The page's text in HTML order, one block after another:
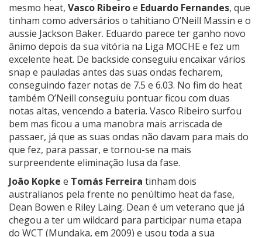
mesmo heat, Vasco Ribeiroe Eduardo Fernandes, que
tinham como adversários o tahitiano O’Neill Massin e o
aussie Jackson Baker. Eduardo parece ter ganho novo
ânimo depois da sua vitória na Liga MOCHE e fez um
excelente heat. De backside conseguiu encaixar vários
snap e pauladas antes das suas ondas fecharem,
conseguindo fazer notas de 7.5 e 6.03. No fim do heat
também O’Neill conseguiu pontuar ficou com duas
notas altas, vencendo a bateria. Vasco Ribeiro surfou
bem mas ficou a uma manobra mais arriscada de
passaer, já que as suas ondas não davam para mais do
que fez, para passar, e tornou-se na mais
surpreendente eliminação lusa da fase.
João Kopke e Tomás Ferreira tinham dois
australianos pela frente no penúltimo heat da fase,
Dean Bowen e Riley Laing. Dean é um veterano que já
chegou a ter um wildcard para participar numa etapa
do WCT (Mundaka, em 2009) e usou toda a sua